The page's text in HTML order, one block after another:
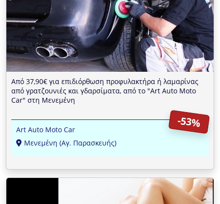
Από 37,90€ για επιδιόρθωση προφυλακτήρα ή λαμαρίνας
από γρατζουνιές και γδαρσίματα, από το "Art Auto Moto
Car" στη Μενεμένη
-53%
Art Auto Moto Car
Μενεμένη (Αγ. Παρασκευής)